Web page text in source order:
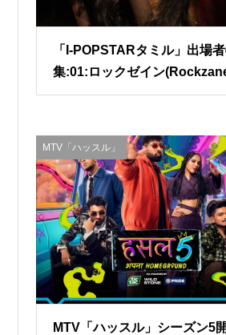
「I-POPSTARタミル」出場
集:01:ロックゼイン
MTV「ハッスル」
MTV「ハッスル」シーズン5